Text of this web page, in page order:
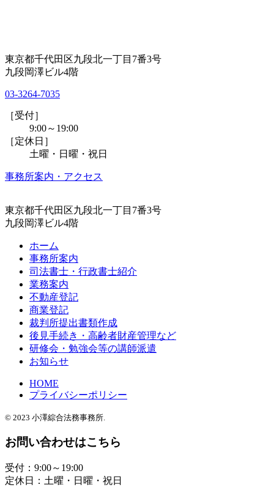
東京都千代田区九段北一丁目7番3号
九段岡澤ビル4階
03-3264-7035
［受付］
9:00～19:00
［定休日］
土曜・日曜・祝日
事務所案内・アクセス
東京都千代田区九段北一丁目7番3号
九段岡澤ビル4階
ホーム
事務所案内
司法書士・行政書士紹介
業務案内
不動産登記
商業登記
裁判所提出書類作成
後見手続き・高齢者財産管理など
研修会・勉強会等の講師派遣
お知らせ
HOME
プライバシーポリシー
© 2023 小澤綜合法務事務所.
お問い合わせはこちら
受付：9:00～19:00
定休日：土曜・日曜・祝日